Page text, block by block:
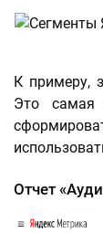
К примеру,
Это самая
Отчет